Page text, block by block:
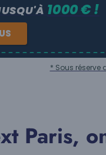
1000 € !
* Sous
Paris,